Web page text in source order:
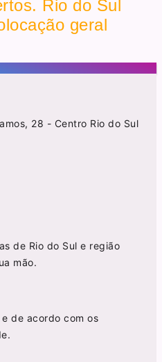
Rio do Sul
geral
28 - Centro Rio do Sul
de Rio do Sul e região
mão.
de acordo com os
.